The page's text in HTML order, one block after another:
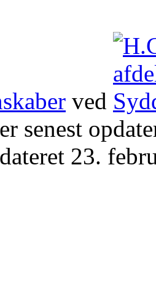
ved
senest
23.